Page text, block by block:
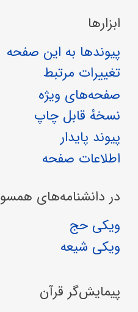
ابزارها
پیوندها به این صفحه
تغییرات مرتبط
صفحه‌های ویژه
نسخهٔ قابل چاپ
پیوند پایدار
اطلاعات صفحه
در دانشنامه‌های همسو
ویکی حج
ویکی شیعه
پیمایش‌گر قرآن